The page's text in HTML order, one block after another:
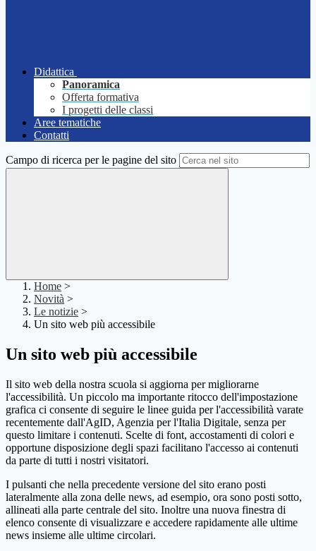
Didattica
Panoramica
Offerta formativa
I progetti delle classi
Aree tematiche
Contatti
Campo di ricerca per le pagine del sito
Home >
Novità >
Le notizie >
Un sito web più accessibile
Un sito web più accessibile
Il sito web della nostra scuola si aggiorna per migliorarne
l'accessibilità. Un piccolo ma importante ritocco dell'impostazione
grafica ci consente di seguire le linee guida per l'accessibilità varate
recentemente dall'AgID, Agenzia per l'Italia Digitale, senza per
questo limitare i contenuti. Scelte di font, accostamenti di colori e
opportune disposizione degli spazi facilitano l'accesso ai contenuti
da parte di tutti i nostri visitatori.
I pulsanti che nella precedente versione del sito erano posti
lateralmente alla zona delle news, ad esempio, ora sono posti sotto,
allineati alla parte centrale del sito. Inoltre una nuova finestra di
elenco consente di visualizzare e accedere rapidamente alle ultime
news insieme alle ultime circolari.